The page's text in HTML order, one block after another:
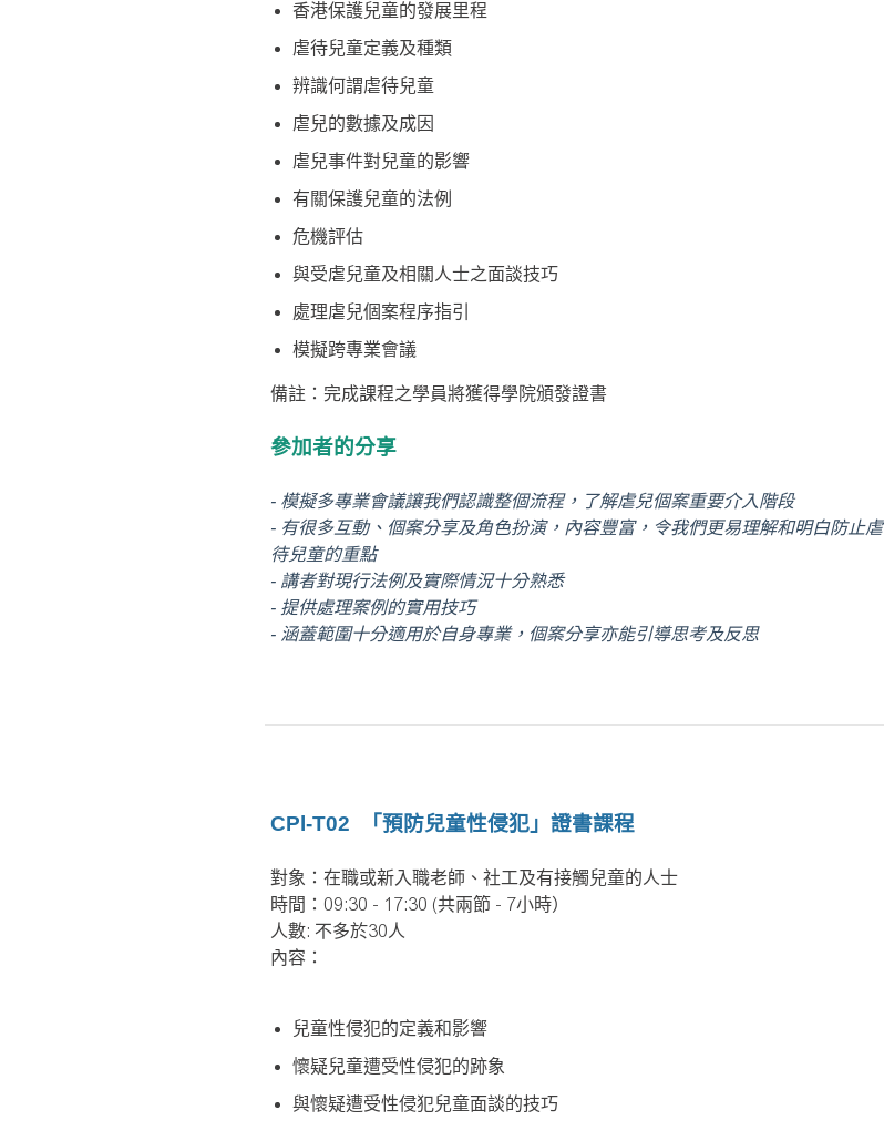
香港保護兒童的發展里程
虐待兒童定義及種類
辨識何謂虐待兒童
虐兒的數據及成因
虐兒事件對兒童的影響
有關保護兒童的法例
危機評估
與受虐兒童及相關人士之面談技巧
處理虐兒個案程序指引
模擬跨專業會議
備註：完成課程之學員將獲得學院頒發證書
參加者的分享
- 模擬多專業會議讓我們認識整個流程， 了解虐兒個案重要介入階段
- 有很多互動、個案分享及角色扮演，內容豐富，令我們更易理解和明白防止虐
待兒童的重點
- 講者對現行法例及實際情況十分熟悉
- 提供處理案例的實用技巧
- 涵蓋範圍十分適用於自身專業，個案分享亦能引導思考及反思
CPl-T02 「預防兒童性侵犯」證書課程
對象：在職或新入職老師、社工及有接觸兒童的人士
時間：09:30 - 17:30 (共兩節 - 7小時）
人數: 不多於30人
內容：
兒童性侵犯的定義和影響
懷疑兒童遭受性侵犯的跡象
與懷疑遭受性侵犯兒童面談的技巧